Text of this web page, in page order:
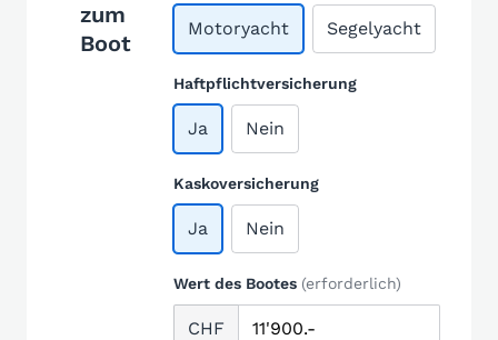
zum
Boot
Motoryacht Segelyacht
Haftpflichtversicherung
Ja Nein
Kaskoversicherung
Ja Nein
Wert des Bootes (erforderlich)
CHF